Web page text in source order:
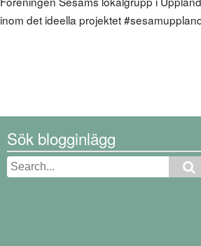
inom det ideella projektet
Sök blogginlägg